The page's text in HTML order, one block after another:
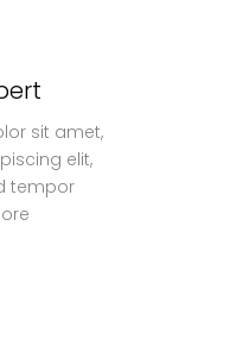
sit amet,
elit,
tempor